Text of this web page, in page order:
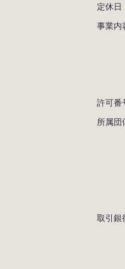
定休
事業内
管
自
リ
許可
所属
福
公
全
取引